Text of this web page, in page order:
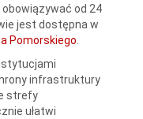
od 24
jest dostępna w
Pomorskiego
infrastruktury
strefy
ułatwi